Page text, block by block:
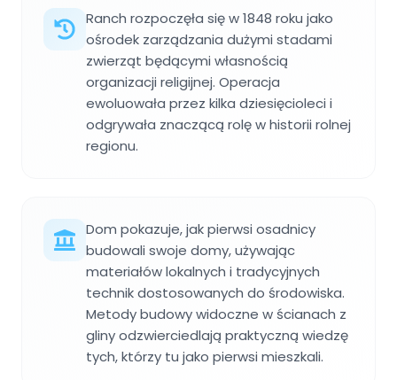
Ranch rozpoczęła się w 1848 roku jako
ośrodek zarządzania dużymi stadami
zwierząt będącymi własnością
organizacji religijnej. Operacja
ewoluowała przez kilka dziesięcioleci i
odgrywała znaczącą rolę w historii rolnej
regionu.
Dom pokazuje, jak pierwsi osadnicy
budowali swoje domy, używając
materiałów lokalnych i tradycyjnych
technik dostosowanych do środowiska.
Metody budowy widoczne w ścianach z
gliny odzwierciedlają praktyczną wiedzę
tych, którzy tu jako pierwsi mieszkali.